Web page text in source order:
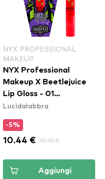
NYX PROFESSIONAL
MAKEUP
NYX Professional
Makeup X Beetlejuice
Lip Gloss - 01
Pomegranate Clout
Lucidalabbra
-5%
10.44 € 10.99 €
Aggiungi